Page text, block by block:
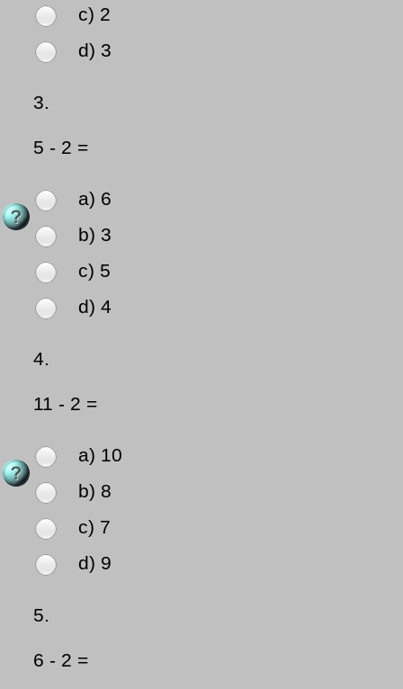
c) 2
d) 3
3.
5 - 2 =
a) 6
b) 3
c) 5
d) 4
4.
11 - 2 =
a) 10
b) 8
c) 7
d) 9
5.
6 - 2 =